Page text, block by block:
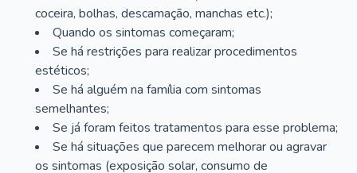
coceira, bolhas, descamação, manchas etc.);
Quando os sintomas começaram;
Se há restrições para realizar procedimentos
estéticos;
Se há alguém na família com sintomas
semelhantes;
Se já foram feitos tratamentos para esse problema;
Se há situações que parecem melhorar ou agravar
os sintomas (exposição solar, consumo de